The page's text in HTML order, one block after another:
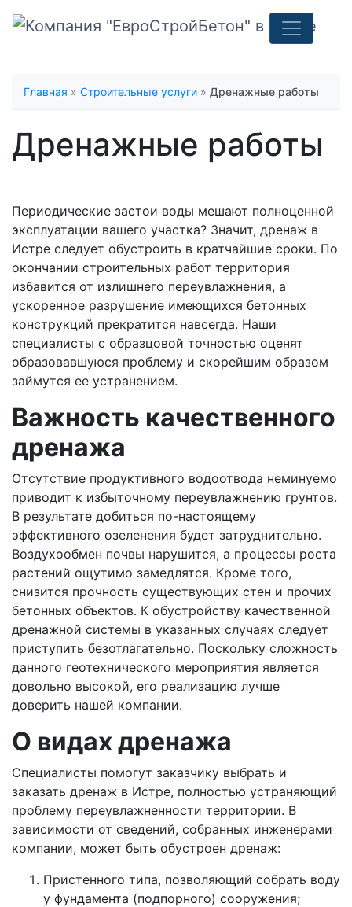
Главная » Строительные услуги » Дренажные работы
Дренажные работы
Периодические застои воды мешают полноценной
эксплуатации вашего участка? Значит, дренаж в
Истре следует обустроить в кратчайшие сроки. По
окончании строительных работ территория
избавится от излишнего переувлажнения, а
ускоренное разрушение имеющихся бетонных
конструкций прекратится навсегда. Наши
специалисты с образцовой точностью оценят
образовавшуюся проблему и скорейшим образом
займутся ее устранением.
Важность качественного
дренажа
Отсутствие продуктивного водоотвода неминуемо
приводит к избыточному переувлажнению грунтов.
В результате добиться по-настоящему
эффективного озеленения будет затруднительно.
Воздухообмен почвы нарушится, а процессы роста
растений ощутимо замедлятся. Кроме того,
снизится прочность существующих стен и прочих
бетонных объектов. К обустройству качественной
дренажной системы в указанных случаях следует
приступить безотлагательно. Поскольку сложность
данного геотехнического мероприятия является
довольно высокой, его реализацию лучше
доверить нашей компании.
О видах дренажа
Специалисты помогут заказчику выбрать и
заказать дренаж в Истре, полностью устраняющий
проблему переувлажненности территории. В
зависимости от сведений, собранных инженерами
компании, может быть обустроен дренаж:
Пристенного типа, позволяющий собрать воду
у фундамента (подпорного) сооружения;